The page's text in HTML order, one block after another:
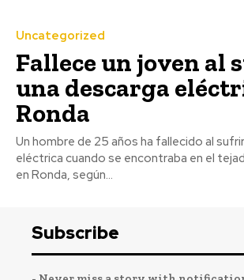
Uncategorized
Fallece un joven al
una descarga
Ronda
Un hombre de 25 años ha fallecido al
eléctrica cuando se encontraba en el
en Ronda, según...
Subscribe